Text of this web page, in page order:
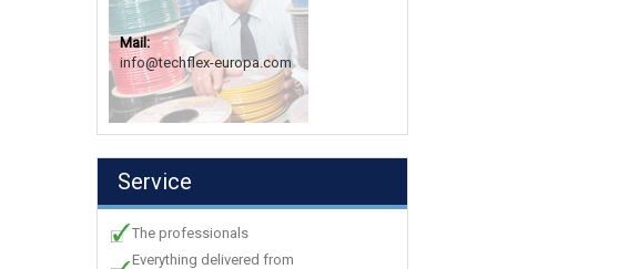
Mail:
info@techflex-europa.com
Service
The professionals
Everything delivered from